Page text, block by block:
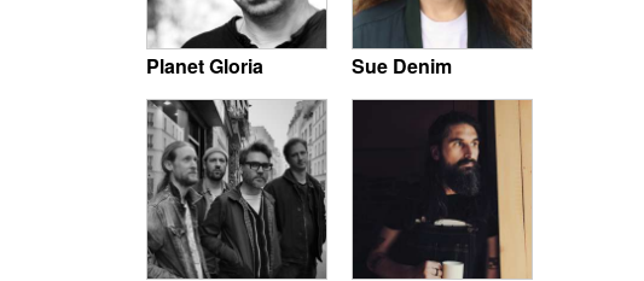
Planet Gloria Sue Denim